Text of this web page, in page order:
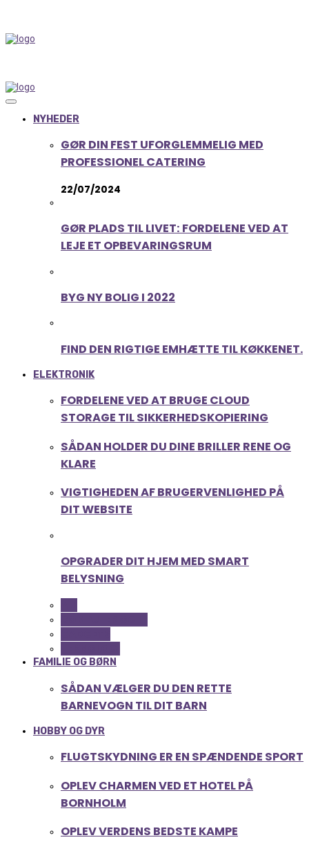
NYHEDER
GØR DIN FEST UFORGLEMMELIG MED
PROFESSIONEL CATERING
22/07/2024
GØR PLADS TIL LIVET: FORDELENE VED AT
LEJE ET OPBEVARINGSRUM
BYG NY BOLIG I 2022
FIND DEN RIGTIGE EMHÆTTE TIL KØKKENET.
ELEKTRONIK
FORDELENE VED AT BRUGE CLOUD
STORAGE TIL SIKKERHEDSKOPIERING
SÅDAN HOLDER DU DINE BRILLER RENE OG
KLARE
VIGTIGHEDEN AF BRUGERVENLIGHED PÅ
DIT WEBSITE
OPGRADER DIT HJEM MED SMART
BELYSNING
FAMILIE OG BØRN
SÅDAN VÆLGER DU DEN RETTE
BARNEVOGN TIL DIT BARN
HOBBY OG DYR
FLUGTSKYDNING ER EN SPÆNDENDE SPORT
OPLEV CHARMEN VED ET HOTEL PÅ
BORNHOLM
OPLEV VERDENS BEDSTE KAMPE